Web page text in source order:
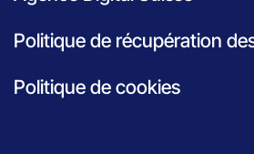
Politique de récupération
Politique de cookies